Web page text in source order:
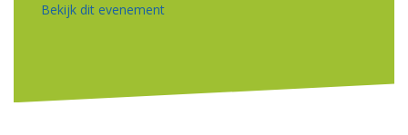
Bekijk dit evenement